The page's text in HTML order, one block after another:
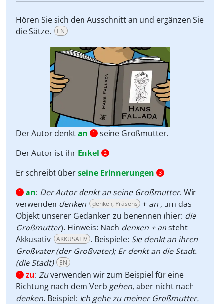
Hören Sie sich den Ausschnitt an und ergänzen Sie
die Sätze.
EN
Der Autor denktan 1
seine Großmutter.
Der Autor ist ihr Enkel 2 .
Er schreibt überseine Erinnerungen 3 .
1 an: Der Autor denktan seine Großmutter. Wir
verwenden denken denken, Präsens + an , um das
Objekt unserer Gedanken zu benennen (hier: die
Großmutter). Hinweis: Nach denken + ansteht
Akkusativ
AKKUSATIV . Beispiele: Sie denkt an ihren
Großvater (der Großvater); Er denkt an die Stadt.
(die Stadt)
EN
1 zu: Zuverwenden wir zum Beispiel für eine
Richtung nach dem Verb gehen, aber nicht nach
denken. Beispiel: Ich gehe zu meiner Großmutter.